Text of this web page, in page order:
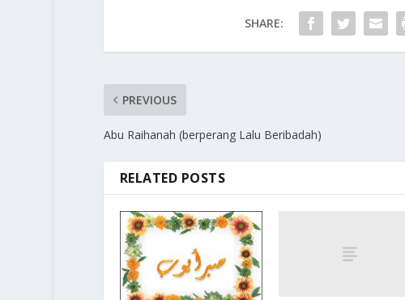
SHARE:
PREVIOUS
Abu Raihanah (berperang Lalu Beribadah)
RELATED POSTS